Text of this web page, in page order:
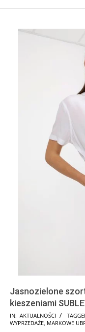
Jasnozielone
kieszeniami
2024-
10-
IN: AKTUALNOŚCI
WYPRZEDAŻE, MARKOWE